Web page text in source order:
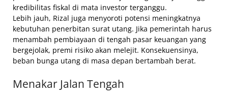
kredibilitas fiskal di mata investor terganggu.
Lebih jauh, Rizal juga menyoroti potensi meningkatnya
kebutuhan penerbitan surat utang. Jika pemerintah harus
menambah pembiayaan di tengah pasar keuangan yang
bergejolak, premi risiko akan melejit. Konsekuensinya,
beban bunga utang di masa depan bertambah berat.
Menakar Jalan Tengah